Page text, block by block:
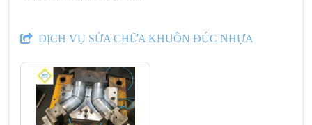
DỊCH VỤ SỬA CHỮA KHUÔN ĐÚC NHỰA